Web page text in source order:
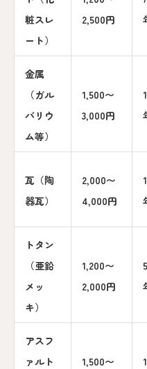
粧スレ
ート）
2,500円
金属
（ガル
バリウ
ム等）
1,500〜
3,000円
瓦（陶
器瓦）
2,000〜
4,000円
トタン
（亜鉛
メッ
キ）
1,200〜
2,000円
アスフ
ァルト
1,500〜